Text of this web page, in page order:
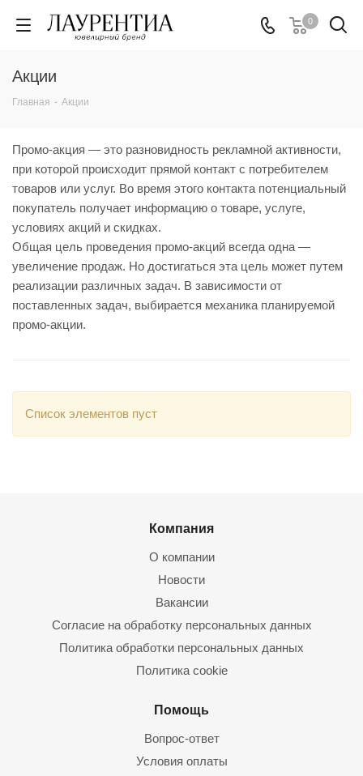
0
Акции
Главная - Акции
Промо-акция — это разновидность рекламной активности,
при которой происходит прямой контакт с потребителем
товаров или услуг. Во время этого контакта потенциальный
покупатель получает информацию о товаре, услуге,
условиях акций и скидках.
Общая цель проведения промо-акций всегда одна —
увеличение продаж. Но достигаться эта цель может путем
реализации различных задач. В зависимости от
поставленных задач, выбирается механика планируемой
промо-акции.
Список элементов пуст
Компания
О компании
Новости
Вакансии
Согласие на обработку персональных данных
Политика обработки персональных данных
Политика cookie
Помощь
Вопрос-ответ
Условия оплаты